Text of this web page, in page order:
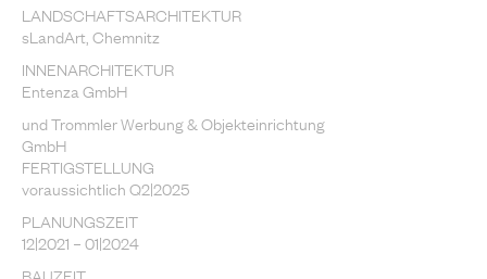
LANDSCHAFTSARCHITEKTUR
sLandArt, Chemnitz
INNENARCHITEKTUR
Entenza GmbH
und Trommler Werbung & Objekteinrichtung
GmbH
FERTIGSTELLUNG
voraussichtlich Q2|2025
PLANUNGSZEIT
12|2021 – 01|2024
BAUZEIT